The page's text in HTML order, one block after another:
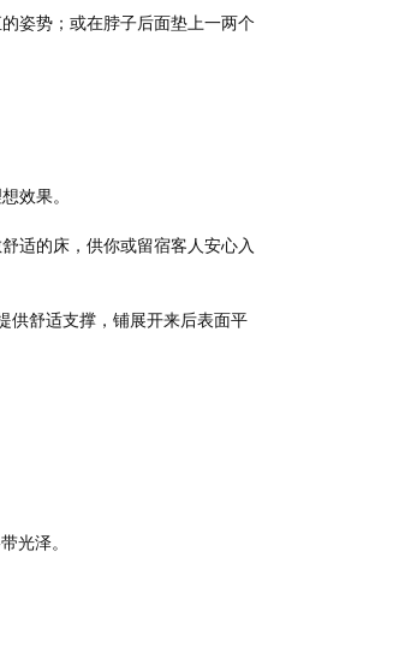
姿势；或在脖子后面垫上一两个
效果。
适的床，供你或留宿客人安心入
供舒适支撑，铺展开来后表面平
光泽。